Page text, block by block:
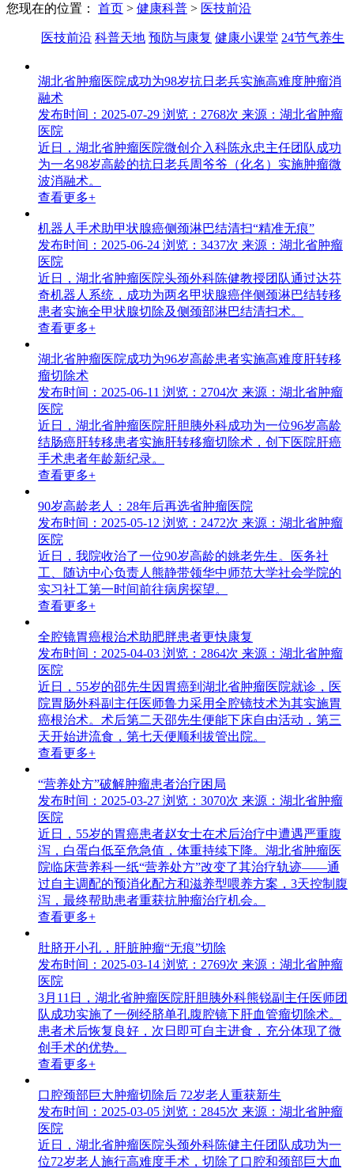
您现在的位置： 首页 > 健康科普 > 医技前沿
医技前沿 科普天地 预防与康复 健康小课堂 24节气养生
湖北省肿瘤医院成功为98岁抗日老兵实施高难度肿瘤消
融术
发布时间：2025-07-29 浏览：2768次 来源：湖北省肿瘤
医院
近日，湖北省肿瘤医院微创介入科陈永忠主任团队成功
为一名98岁高龄的抗日老兵周爷爷（化名）实施肿瘤微
波消融术。
查看更多+
机器人手术助甲状腺癌侧颈淋巴结清扫“精准无痕”
发布时间：2025-06-24 浏览：3437次 来源：湖北省肿瘤
医院
近日，湖北省肿瘤医院头颈外科陈健教授团队通过达芬
奇机器人系统，成功为两名甲状腺癌伴侧颈淋巴结转移
患者实施全甲状腺切除及侧颈部淋巴结清扫术。
查看更多+
湖北省肿瘤医院成功为96岁高龄患者实施高难度肝转移
瘤切除术
发布时间：2025-06-11 浏览：2704次 来源：湖北省肿瘤
医院
近日，湖北省肿瘤医院肝胆胰外科成功为一位96岁高龄
结肠癌肝转移患者实施肝转移瘤切除术，创下医院肝癌
手术患者年龄新纪录。
查看更多+
90岁高龄老人：28年后再选省肿瘤医院
发布时间：2025-05-12 浏览：2472次 来源：湖北省肿瘤
医院
近日，我院收治了一位90岁高龄的姚老先生。医务社
工、随访中心负责人熊静带领华中师范大学社会学院的
实习社工第一时间前往病房探望。
查看更多+
全腔镜胃癌根治术助肥胖患者更快康复
发布时间：2025-04-03 浏览：2864次 来源：湖北省肿瘤
医院
近日，55岁的邵先生因胃癌到湖北省肿瘤医院就诊，医
院胃肠外科副主任医师鲁力采用全腔镜技术为其实施胃
癌根治术。术后第二天邵先生便能下床自由活动，第三
天开始进流食，第七天便顺利拔管出院。
查看更多+
“营养处方”破解肿瘤患者治疗困局
发布时间：2025-03-27 浏览：3070次 来源：湖北省肿瘤
医院
近日，55岁的胃癌患者赵女士在术后治疗中遭遇严重腹
泻，白蛋白低至危急值，体重持续下降。湖北省肿瘤医
院临床营养科一纸“营养处方”改变了其治疗轨迹——通
过自主调配的预消化配方和滋养型喂养方案，3天控制腹
泻，最终帮助患者重获抗肿瘤治疗机会。
查看更多+
肚脐开小孔，肝脏肿瘤“无痕”切除
发布时间：2025-03-14 浏览：2769次 来源：湖北省肿瘤
医院
3月11日，湖北省肿瘤医院肝胆胰外科熊锐副主任医师团
队成功实施了一例经脐单孔腹腔镜下肝血管瘤切除术。
患者术后恢复良好，次日即可自主进食，充分体现了微
创手术的优势。
查看更多+
口腔颈部巨大肿瘤切除后 72岁老人重获新生
发布时间：2025-03-05 浏览：2845次 来源：湖北省肿瘤
医院
近日，湖北省肿瘤医院头颈外科陈健主任团队成功为一
位72岁老人施行高难度手术，切除了口腔和颈部巨大血